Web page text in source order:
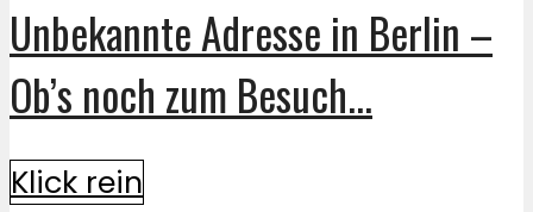
Unbekannte Adresse in Berlin –
Ob’s noch zum Besuch...
Klick rein